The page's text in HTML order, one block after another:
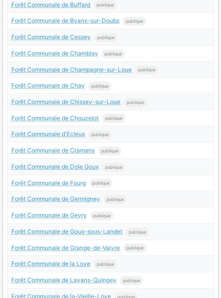
Forêt Communale de Buffard publique
Forêt Communale de Byans-sur-Doubs publique
Forêt Communale de Cessey publique
Forêt Communale de Chamblay publique
Forêt Communale de Champagne-sur-Loue publique
Forêt Communale de Chay publique
Forêt Communale de Chissey-sur-Loue publique
Forêt Communale de Chouzelot publique
Forêt Communale d'Ecleux publique
Forêt Communale de Cramans publique
Forêt Communale de Dole Goux publique
Forêt Communale de Fourg publique
Forêt Communale de Germigney publique
Forêt Communale de Gevry publique
Forêt Communale de Goux-sous-Landet publique
Forêt Communale de Grange-de-Vaivre publique
Forêt Communale de la Loye publique
Forêt Communale de Lavans-Quingey publique
Forêt Communale de la-Vieille-Loye publique